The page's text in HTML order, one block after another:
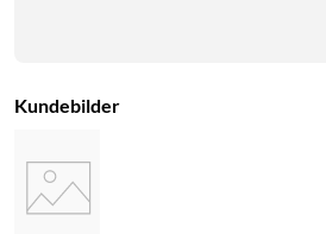
Kundebilder